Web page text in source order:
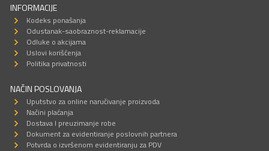
INFORMACIJE
Kodeks ponašanja
Odustanak-saobraznost-reklamacije
Odluke o akcijama
Uslovi korišćenja
Politika privatnosti
NAČIN POSLOVANJA
Uputstvo za online naručivanje proizvoda
Načini plaćanja
Dostava I preuzimanje robe
Dokument za evidentiranje poslovnih partnera
Potvrda o izvršenom evidentiranju za PDV